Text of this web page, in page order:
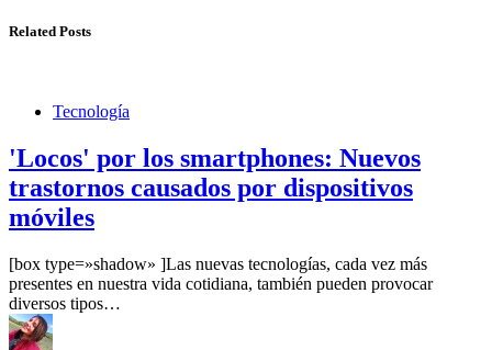
Related Posts
Tecnología
'Locos' por los smartphones: Nuevos
trastornos causados por dispositivos
móviles
[box type=»shadow» ]Las nuevas tecnologías, cada vez más
presentes en nuestra vida cotidiana, también pueden provocar
diversos tipos…